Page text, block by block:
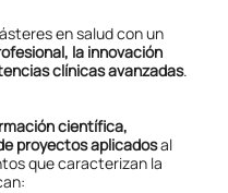
en salud con un
la innovación
clínicas avanzadas.
científica,
proyectos aplicadosal
que caracterizan la